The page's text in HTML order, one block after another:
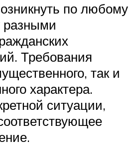
по любому
разными
Требования
так и
характера.
ситуации,